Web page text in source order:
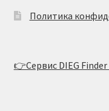
Политика
👉Сервис DIEG